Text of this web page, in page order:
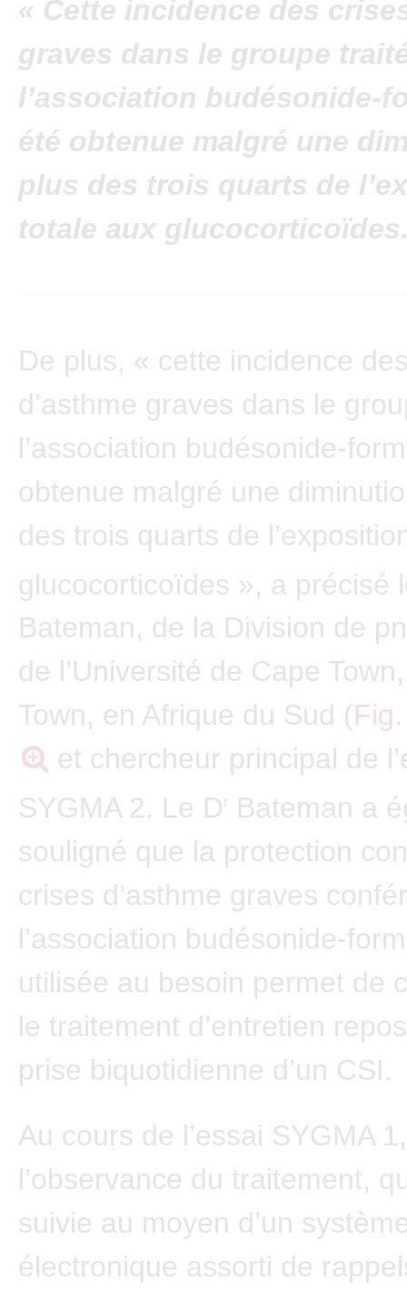
« Cette incidence des
graves dans le groupe
l’association budésonide-
été obtenue malgré une
plus des trois quarts de
totale aux
De plus, « cette incidence
d’asthme graves dans le
l’association budésonide-
obtenue malgré une
des trois quarts de
glucocorticoïdes », a précisé
Bateman, de la Division de
de l’Université de Cape
Town, en Afrique du Sud
et chercheur principal de
SYGMA 2. Le Dr
Bateman a
souligné que la protection
crises d’asthme graves
l’association budésonide-
utilisée au besoin permet de
le traitement d’entretien
prise biquotidienne d’un CSI.
Au cours de l’essai SYGMA 1,
l’observance du traitement,
suivie au moyen d’un
électronique assorti de